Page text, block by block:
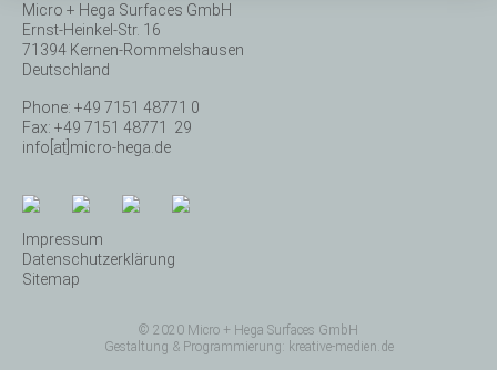
Micro + Hega Surfaces GmbH
Ernst-Heinkel-Str. 16
71394 Kernen-Rommelshausen
Deutschland
Phone: +49 7151 48771 0
Fax: +49 7151 48771 29
info[at]micro-hega.de
Impressum
Datenschutzerklärung
Sitemap
© 2020 Micro + Hega Surfaces GmbH
Gestaltung & Programmierung: kreative-medien.de